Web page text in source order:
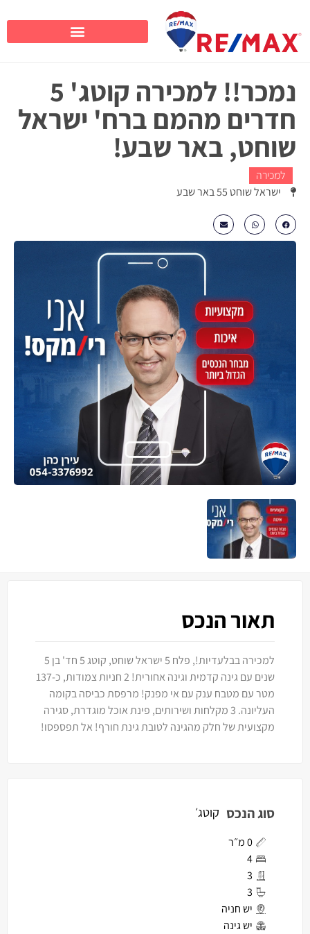
נמכר!! למכירה קוטג' 5
חדרים מהמם ברח' ישראל
שוחט, באר שבע!
למכירה
ישראל שוחט 55 באר שבע
₪2280000
תאור הנכס
למכירה בבלעדיות!, פלח 5 ישראל שוחט, קוטג 5 חד' בן 5
שנים עם גינה קדמית וגינה אחורית! 2 חניות צמודות, כ-137
מטר עם מטבח ענק עם אי מפנק! מרפסת כביסה בקומה
העליונה. 3 מקלחות ושירותים, פינת אוכל מוגדרת, סגירה
מקצועית של חלק מהגינה לטובת גינת חורף! אל תפספסו!
סוג הנכס קוטג׳
0 מ״ר
4
3
3
יש חניה
יש גינה